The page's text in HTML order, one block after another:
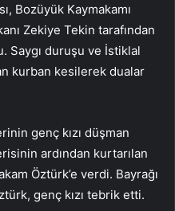
Bozüyük Kaymakamı
Zekiye Tekin tarafından
Saygı duruşu ve İstiklal
kurban kesilerek dualar
genç kızı düşman
ardından kurtarılan
Öztürk’e verdi. Bayrağı
genç kızı tebrik etti.